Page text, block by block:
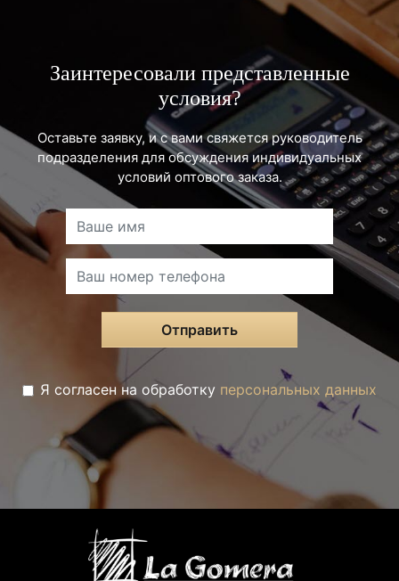
Заинтересовали представленные
условия?
Оставьте заявку, и с вами свяжется руководитель
подразделения для обсуждения индивидуальных
условий оптового заказа.
Отправить
Я согласен на обработку персональных данных